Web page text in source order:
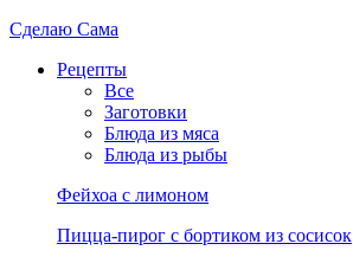
Сделаю Сама
Рецепты
Все
Заготовки
Блюда из мяса
Блюда из рыбы
Фейхоа с лимоном
Пицца-пирог с бортиком из сосисок